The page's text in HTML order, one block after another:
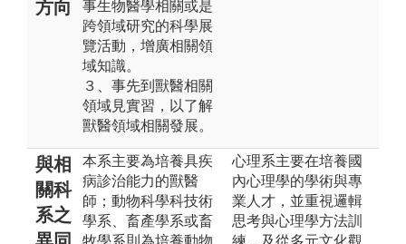
方向
事生物醫學相關或是
跨領域研究的科學展
覽活動，增廣相關領
域知識。
３、事先到獸醫相關
領域見實習，以了解
獸醫領域相關發展。
與相
關科
系之
本系主要為培養具疾
病診治能力的獸醫
師；動物科學科技術
學系、畜產學系或畜
牧學系則為培養動物
心理系主要在培養國
內心理學的學術與專
業人才，並重視邏輯
思考與心理學方法訓
練，及從多元文化觀